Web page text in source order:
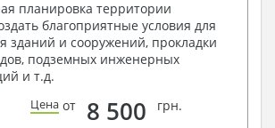
по проекту
и расчеты фундаментов
каркаса – схемы расположения
перекрытий
на стены или Узлы
кровли – схемы расположения
планировка территории
благоприятные условия для
зданий и сооружений, прокладки
подземных инженерных
и т.д.
Цена от 8 500 грн.